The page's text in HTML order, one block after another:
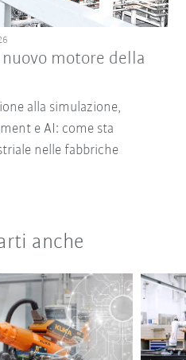
motore della
alla simulazione,
e AI: come sta
nelle fabbriche
anche